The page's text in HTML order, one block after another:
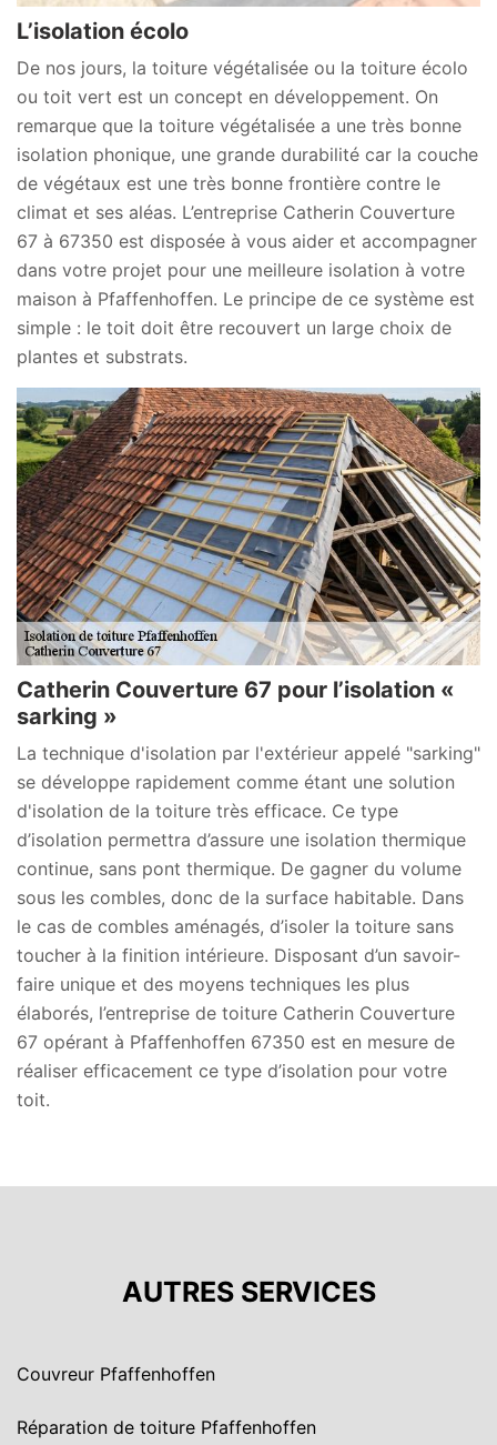
L’isolation écolo
De nos jours, la toiture végétalisée ou la toiture écolo
ou toit vert est un concept en développement. On
remarque que la toiture végétalisée a une très bonne
isolation phonique, une grande durabilité car la couche
de végétaux est une très bonne frontière contre le
climat et ses aléas. L’entreprise Catherin Couverture
67 à 67350 est disposée à vous aider et accompagner
dans votre projet pour une meilleure isolation à votre
maison à Pfaffenhoffen. Le principe de ce système est
simple : le toit doit être recouvert un large choix de
plantes et substrats.
Catherin Couverture 67 pour l’isolation «
sarking »
La technique d'isolation par l'extérieur appelé "sarking"
se développe rapidement comme étant une solution
d'isolation de la toiture très efficace. Ce type
d’isolation permettra d’assure une isolation thermique
continue, sans pont thermique. De gagner du volume
sous les combles, donc de la surface habitable. Dans
le cas de combles aménagés, d’isoler la toiture sans
toucher à la finition intérieure. Disposant d’un savoir-
faire unique et des moyens techniques les plus
élaborés, l’entreprise de toiture Catherin Couverture
67 opérant à Pfaffenhoffen 67350 est en mesure de
réaliser efficacement ce type d’isolation pour votre
toit.
AUTRES SERVICES
Couvreur Pfaffenhoffen
Réparation de toiture Pfaffenhoffen